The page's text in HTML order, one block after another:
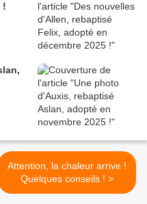
!
Attention, la chaleur arrive !
Quelques conseils ! >